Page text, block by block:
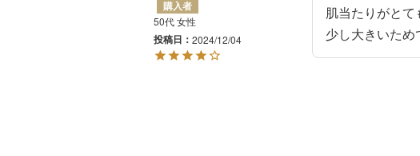
購入者
50代女性
投稿日 2024/12/04
肌当たりがとて
少し大きいため